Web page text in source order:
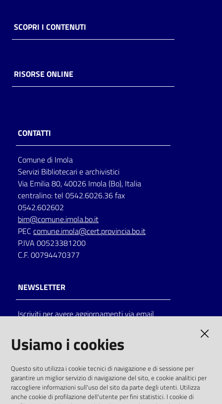
SCOPRI I CONTENUTI
RISORSE ONLINE
CONTATTI
Comune di Imola
Servizi Bibliotecari e archivistici
Via Emilia 80, 40026 Imola (Bo), Italia
centralino: tel 0542.6026.36 fax
0542.602602
bim@comune.imola.bo.it
PEC comune.imola@cert.provincia.bo.it
P.IVA 00523381200
C.F. 00794470377
NEWSLETTER
Iscriviti per avere aggiornamenti via email
solo alle condizioni previste dalla direttiva
comunitaria 2003/98/CE e dal d.lgs. 36/2006
Usiamo i cookies
Questo sito utilizza i cookie tecnici di navigazione e di sessione per
garantire un miglior servizio di navigazione del sito, e cookie analitici per
raccogliere informazioni sull'uso del sito da parte degli utenti. Utilizza
anche cookie di profilazione dell'utente per fini statistici. I cookie di